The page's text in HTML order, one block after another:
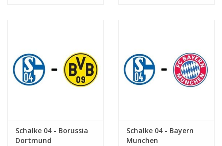
Schalke 04 - Borussia
Dortmund
Schalke 04 - Bayern
Munchen